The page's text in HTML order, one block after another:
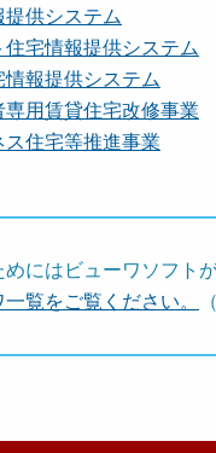
供システム
宅情報提供システム
報提供システム
用賃貸住宅改修事業
住宅等推進事業
にはビューワソフト
覧をご覧ください。